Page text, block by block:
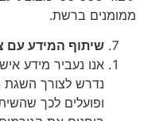
ממומנים ברשת.
שיתוף המידע עם
אנו נעביר מידע
נדרש לצורך השגת
ופועלים לכך